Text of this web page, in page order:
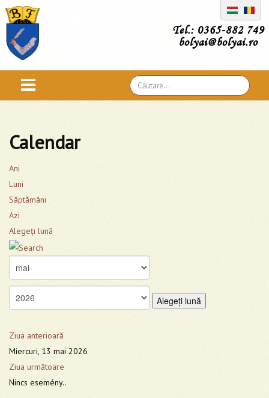
Tel.: 0365-882 749
bolyai@bolyai.ro
Căutare
...
Calendar
Ani
Luni
Săptămâni
Azi
Alegeţi lună
Alegeţi lună
Ziua anterioară
Miercuri, 13 mai 2026
Ziua următoare
Nincs esemény..